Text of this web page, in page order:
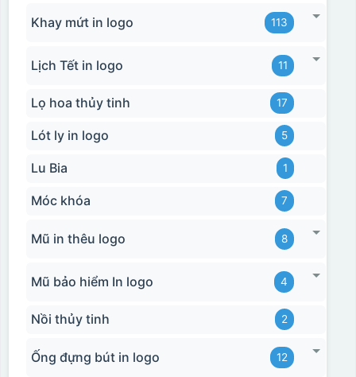
Khay mứt in logo 113
Lịch Tết in logo 11
Lọ hoa thủy tinh 17
Lót ly in logo 5
Lu Bia 1
Móc khóa 7
Mũ in thêu logo 8
Mũ bảo hiểm In logo 4
Nồi thủy tinh 2
Ống đựng bút in logo 12